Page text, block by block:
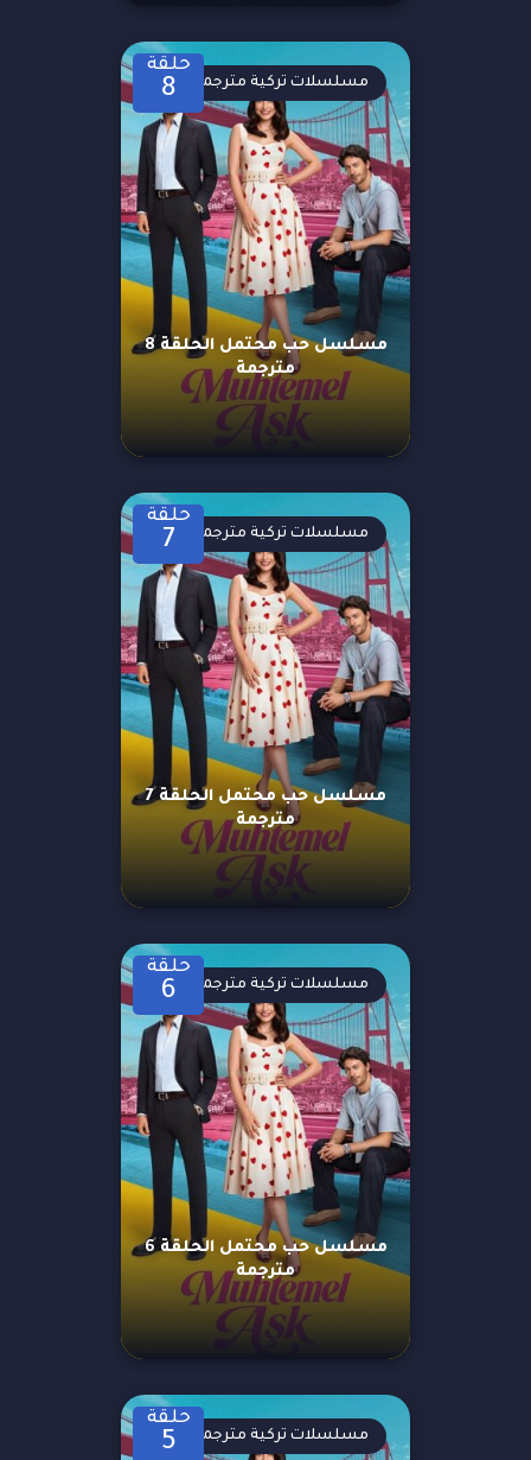
حلقة
8
مسلسل حب محتمل الحلقة 8
مترجمة
مسلسلات تركية مترجمة
حلقة
7
مسلسل حب محتمل الحلقة 7
مترجمة
مسلسلات تركية مترجمة
حلقة
6
مسلسل حب محتمل الحلقة 6
مترجمة
مسلسلات تركية مترجمة
حلقة
5 مسلسلات تركية مترجمة